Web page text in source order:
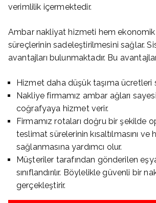
verimlilik içermektedir.
Ambar nakliyat hizmeti hem
süreçlerinin sadeleştirilmesini sağlar.
avantajları bulunmaktadır. Bu
Hizmet daha düşük taşıma ücretleri
Nakliye firmamız ambar ağları
coğrafyaya hizmet verir.
Firmamız rotaları doğru bir şekilde
teslimat sürelerinin kısaltılmasını ve
sağlanmasına yardımcı olur.
Müşteriler tarafından gönderilen
sınıflandırılır. Böylelikle güvenli bir
gerçekleştirir.